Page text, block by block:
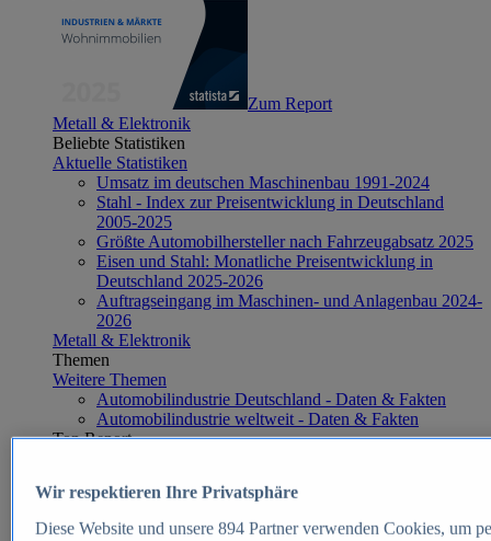
Zum Report
Metall & Elektronik
Beliebte Statistiken
Aktuelle Statistiken
Umsatz im deutschen Maschinenbau 1991-2024
Stahl - Index zur Preisentwicklung in Deutschland
2005-2025
Größte Automobilhersteller nach Fahrzeugabsatz 2025
Eisen und Stahl: Monatliche Preisentwicklung in
Deutschland 2025-2026
Auftragseingang im Maschinen- und Anlagenbau 2024-
2026
Metall & Elektronik
Themen
Weitere Themen
Automobilindustrie Deutschland - Daten & Fakten
Automobilindustrie weltweit - Daten & Fakten
Top Report
Wir respektieren Ihre Privatsphäre
Diese Website und unsere 894Partner verwenden Cookies, um